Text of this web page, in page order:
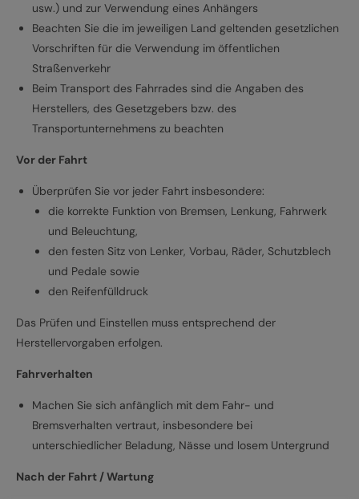
usw.) und zur Verwendung eines Anhängers
Beachten Sie die im jeweiligen Land geltenden gesetzlichen
Vorschriften für die Verwendung im öffentlichen
Straßenverkehr
Beim Transport des Fahrrades sind die Angaben des
Herstellers, des Gesetzgebers bzw. des
Transportunternehmens zu beachten
Vor der Fahrt
Überprüfen Sie vor jeder Fahrt insbesondere:
die korrekte Funktion von Bremsen, Lenkung, Fahrwerk
und Beleuchtung,
den festen Sitz von Lenker, Vorbau, Räder, Schutzblech
und Pedale sowie
den Reifenfülldruck
Das Prüfen und Einstellen muss entsprechend der
Herstellervorgaben erfolgen.
Fahrverhalten
Machen Sie sich anfänglich mit dem Fahr- und
Bremsverhalten vertraut, insbesondere bei
unterschiedlicher Beladung, Nässe und losem Untergrund
Nach der Fahrt / Wartung